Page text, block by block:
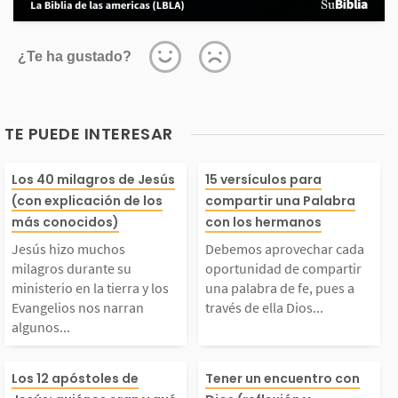
¿Te ha gustado?
TE PUEDE INTERESAR
hizo muchos mil
durante su mini
en la tierra y lo
Evangelios nos narr
algunos de ellos. E
Los 40 milagros de Jesús
(con explicación de los
más conocidos)
Jesús hizo muchos
milagros durante su
ministerio en la tierra y los
Evangelios nos narran
algunos...
Debemos
cada
ompartir una
de fe, pues a
ella Dios
15 versículos para
compartir una Palabra
con los hermanos
Debemos aprovechar cada
oportunidad de compartir
una palabra de fe, pues a
través de ella Dios...
Jesús comenz
Los 12 apóstoles de
Dios, en la
Tener un encuentro con